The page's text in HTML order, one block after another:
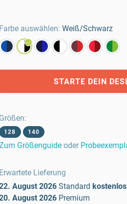
Farbe auswählen: Weiß/Schwarz
STARTE DEIN
Größen:
128 140
Größenguide oder
Erwartete Lieferung
August 2026 Standard kostenlos
August 2026 Premium